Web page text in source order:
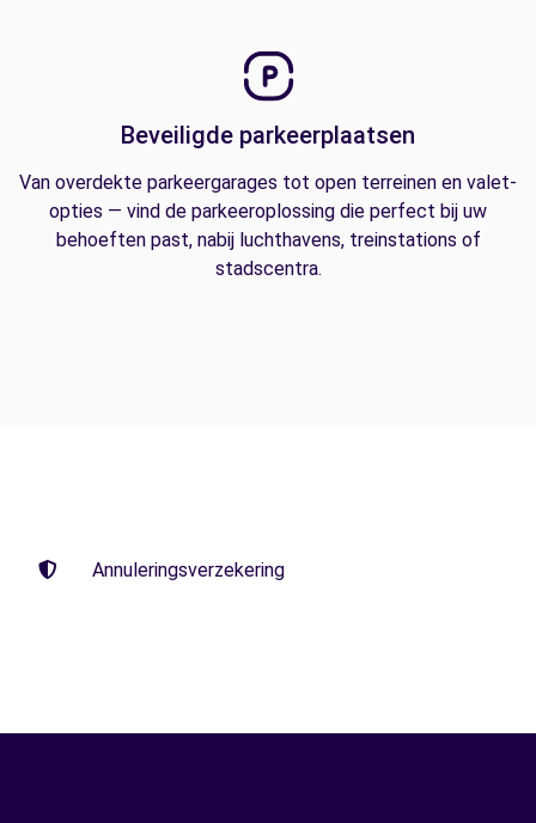
Beveiligde parkeerplaatsen
Van overdekte parkeergarages tot open terreinen en valet-
opties — vind de parkeeroplossing die perfect bij uw
behoeften past, nabij luchthavens, treinstations of
stadscentra.
Annuleringsverzekering